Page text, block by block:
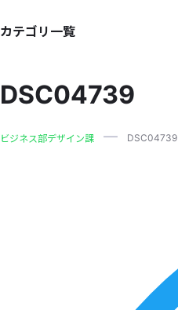
カテゴリ一覧
DSC04739
ビジネス部デザイン課 DSC04739